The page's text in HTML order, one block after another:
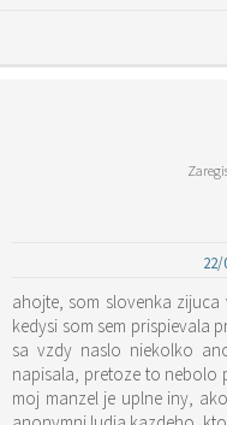
22/
ahojte, som slovenka
kedysi som sem prispievala
sa vzdy naslo niekolko
napisala, pretoze to nebolo
moj manzel je uplne iny, ako ti klasicki playboyi z hurghady, dotycni